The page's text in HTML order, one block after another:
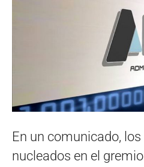
En un comunicado,
nucleados en el gremio